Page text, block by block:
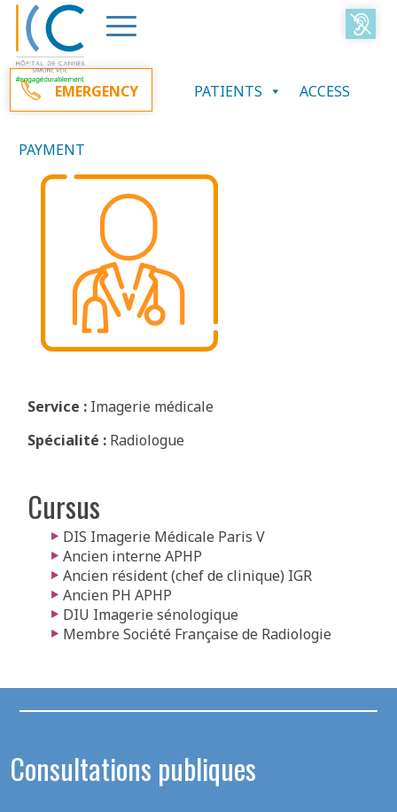
EMERGENCY PATIENTS ACCESS
PAYMENT
Accueil > Médecins
Dr Marcela ALBITER
Service : Imagerie médicale
Spécialité : Radiologue
Cursus
DIS Imagerie Médicale Paris V
Ancien interne APHP
Ancien résident (chef de clinique) IGR
Ancien PH APHP
DIU Imagerie sénologique
Membre Société Française de Radiologie
Consultations publiques